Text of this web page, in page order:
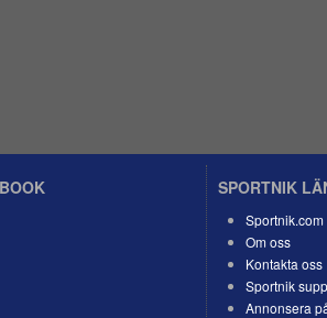
SPORTNIK
Sportnik.com
Om oss
Kontakta oss
Sportnik
Annonsera